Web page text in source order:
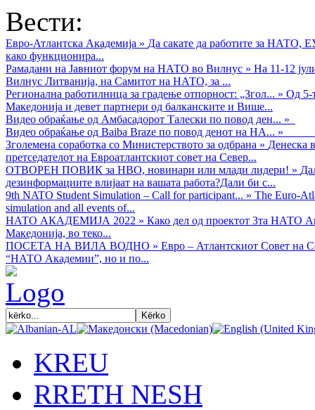
Вести:
Евро-Атлантска Академија » Да сакате да работите за НАТО,
како функционира...
Рамадани на Јавниот форум на НАТО во Вилнус » На 11-12
Вилнус Литванија, на Самитот на НАТО, за ...
Регионална работилница за градење отпорност: „Згол... » Од 5-
Македонија и девет партнери од балканските и Више...
Видео обраќањe од Амбасадорот Талески по повод ден... »
Видео обраќање од Baiba Braze по повод денот на НА... »
Зголемена соработка со Министерството за одбрана » Денеска
претседателот на Евроатлантскиот совет на Север...
ОТВОРЕН ПОВИК за НВО, новинари или млади лидери! »
дезинформациите влијаат на вашата работа?Дали би с...
9th NATO Student Simulation – Call for participant... » The Euro-
simulation and all events of...
НАТО АКАДЕМИЈА 2022 » Како дел од проектот 3та НАТО
Македонија, во теко...
ПОСЕТА НА ВИЛА ВОДНО » Евро – Атлантскиот Совет на
“НАТО Академии”, но и по...
KREU
RRETH NESH